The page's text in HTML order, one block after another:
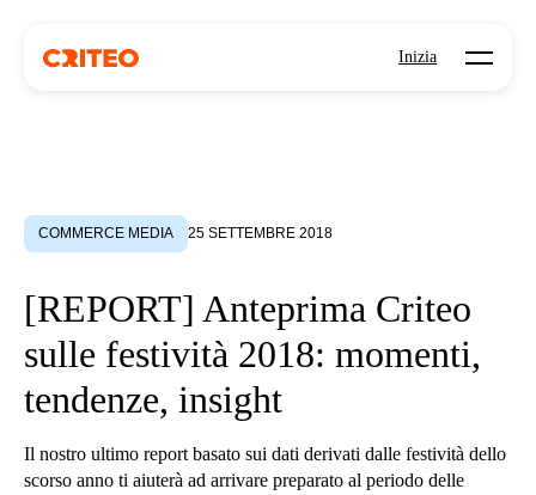
Inizia Open
COMMERCE MEDIA 25 SETTEMBRE 2018
[REPORT] Anteprima Criteo
sulle festività 2018: momenti,
tendenze, insight
Il nostro ultimo report basato sui dati derivati dalle festività dello
scorso anno ti aiuterà ad arrivare preparato al periodo delle